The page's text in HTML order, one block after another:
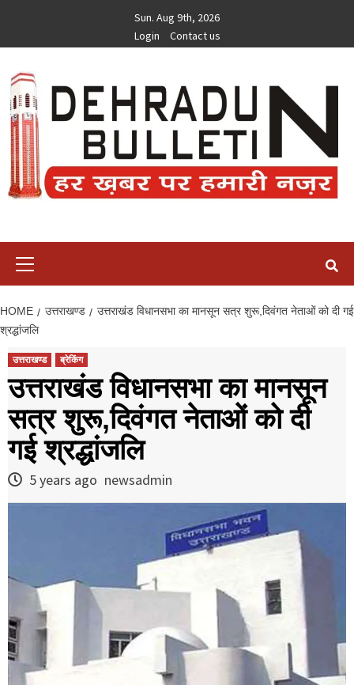
content
Sun. Aug 9th, 2026
Login
Contact us
HOME उत्तराखण्ड
उत्तराखंड विधानसभा का मानसून सत्र शुरू,दिवंगत नेताओं को दी गई
श्रद्धांजलि
उत्तराखण्ड ब्रेकिंग
उत्तराखंड विधानसभा का मानसून
सत्र शुरू,दिवंगत नेताओं को दी
गई श्रद्धांजलि
5 years ago newsadmin